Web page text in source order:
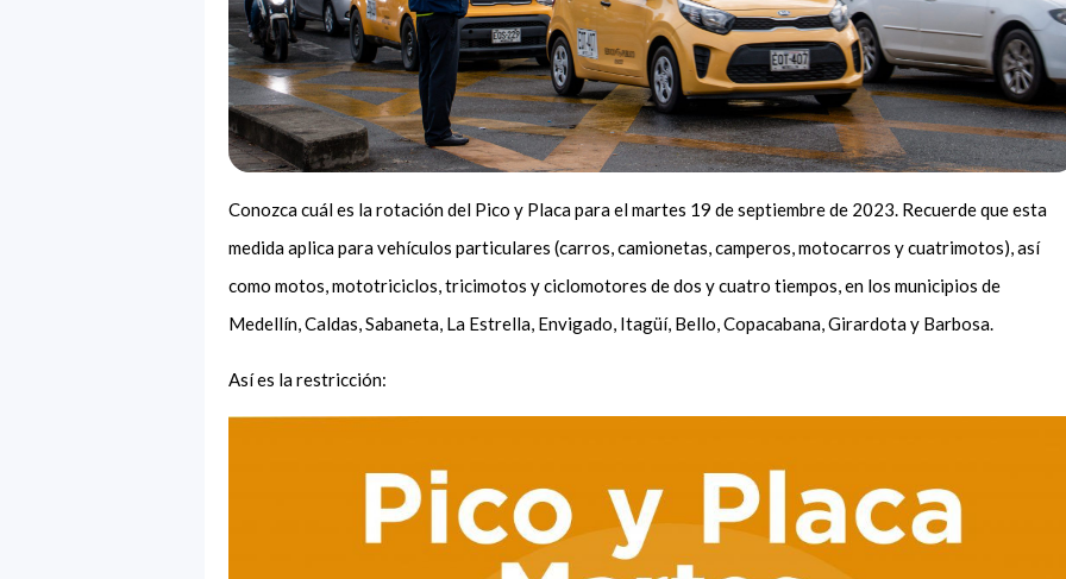
Conozca cuál es la rotación del Pico y Placa para el martes 19 de septiembre de 2023. Recuerde que esta
medida aplica para vehículos particulares (carros, camionetas, camperos, motocarros y cuatrimotos), así
como motos, mototriciclos, tricimotos y ciclomotores de dos y cuatro tiempos, en los municipios de
Medellín, Caldas, Sabaneta, La Estrella, Envigado, Itagüí, Bello, Copacabana, Girardota y Barbosa.
Así es la restricción: